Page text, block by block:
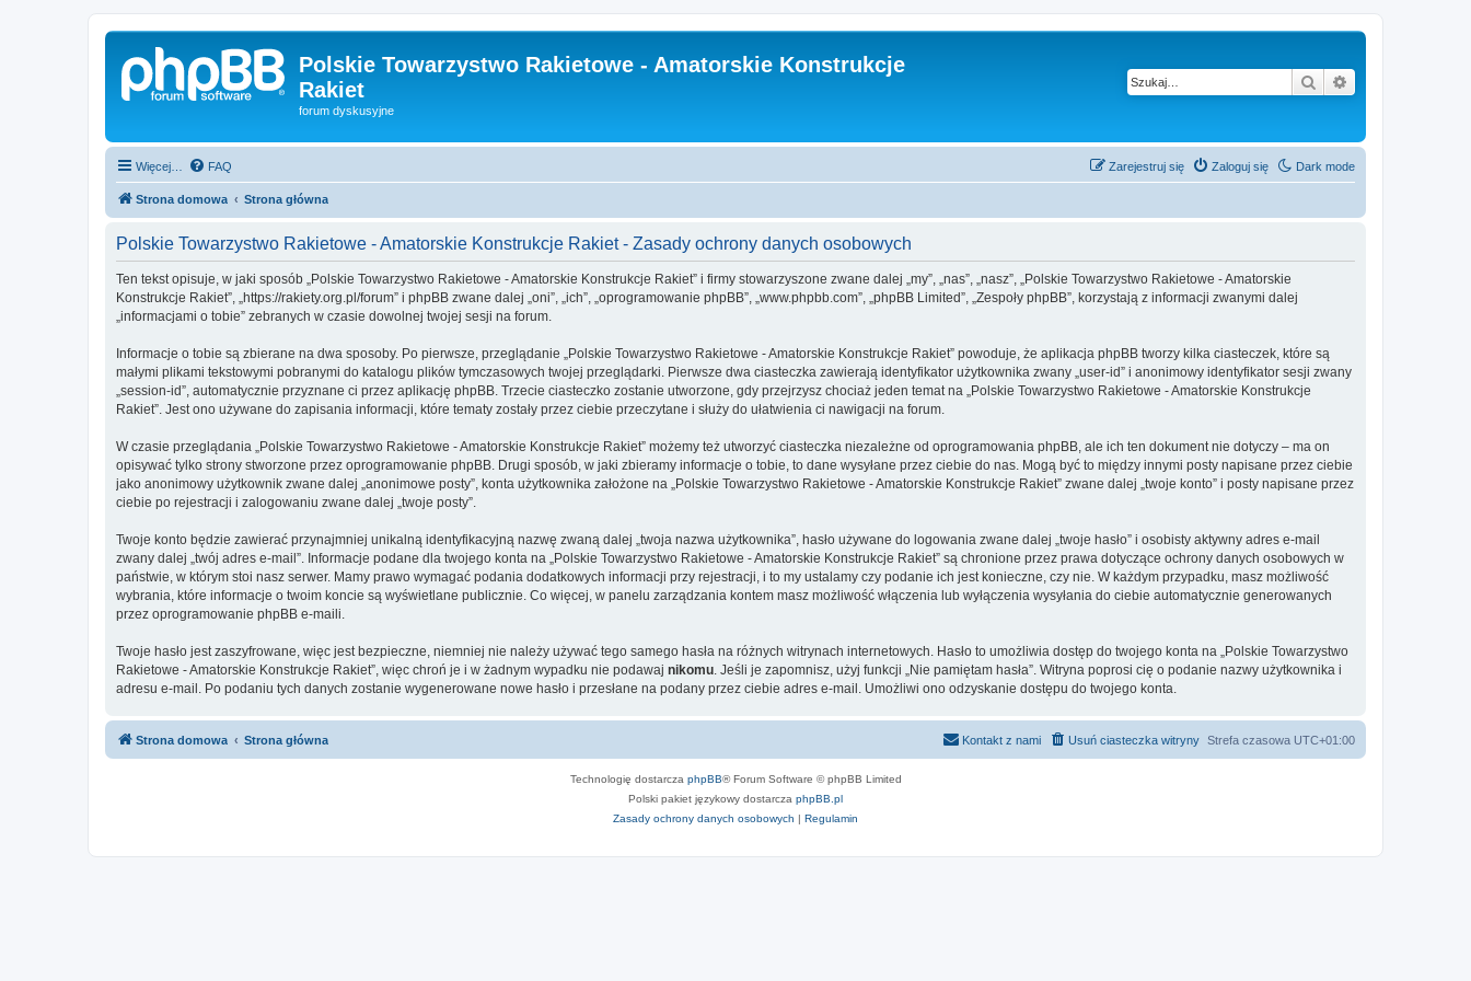
Polskie Towarzystwo Rakietowe - Amatorskie Konstrukcje
Rakiet
forum dyskusyjne
Szukaj
Więcej… Dark mode
FAQ Zaloguj się
Zarejestruj się
Strona domowa Strona główna
Polskie Towarzystwo Rakietowe - Amatorskie Konstrukcje Rakiet - Zasady ochrony danych osobowych
Ten tekst opisuje, w jaki sposób „Polskie Towarzystwo Rakietowe - Amatorskie Konstrukcje Rakiet” i firmy stowarzyszone zwane dalej „my”, „nas”, „nasz”, „Polskie Towarzystwo Rakietowe - Amatorskie
Konstrukcje Rakiet”, „https://rakiety.org.pl/forum” i phpBB zwane dalej „oni”, „ich”, „oprogramowanie phpBB”, „www.phpbb.com”, „phpBB Limited”, „Zespoły phpBB”, korzystają z informacji zwanymi dalej
„informacjami o tobie” zebranych w czasie dowolnej twojej sesji na forum.
Informacje o tobie są zbierane na dwa sposoby. Po pierwsze, przeglądanie „Polskie Towarzystwo Rakietowe - Amatorskie Konstrukcje Rakiet” powoduje, że aplikacja phpBB tworzy kilka ciasteczek, które są
małymi plikami tekstowymi pobranymi do katalogu plików tymczasowych twojej przeglądarki. Pierwsze dwa ciasteczka zawierają identyfikator użytkownika zwany „user-id” i anonimowy identyfikator sesji zwany
„session-id”, automatycznie przyznane ci przez aplikację phpBB. Trzecie ciasteczko zostanie utworzone, gdy przejrzysz chociaż jeden temat na „Polskie Towarzystwo Rakietowe - Amatorskie Konstrukcje
Rakiet”. Jest ono używane do zapisania informacji, które tematy zostały przez ciebie przeczytane i służy do ułatwienia ci nawigacji na forum.
W czasie przeglądania „Polskie Towarzystwo Rakietowe - Amatorskie Konstrukcje Rakiet” możemy też utworzyć ciasteczka niezależne od oprogramowania phpBB, ale ich ten dokument nie dotyczy – ma on
opisywać tylko strony stworzone przez oprogramowanie phpBB. Drugi sposób, w jaki zbieramy informacje o tobie, to dane wysyłane przez ciebie do nas. Mogą być to między innymi posty napisane przez ciebie
jako anonimowy użytkownik zwane dalej „anonimowe posty”, konta użytkownika założone na „Polskie Towarzystwo Rakietowe - Amatorskie Konstrukcje Rakiet” zwane dalej „twoje konto” i posty napisane przez
ciebie po rejestracji i zalogowaniu zwane dalej „twoje posty”.
Twoje konto będzie zawierać przynajmniej unikalną identyfikacyjną nazwę zwaną dalej „twoja nazwa użytkownika”, hasło używane do logowania zwane dalej „twoje hasło” i osobisty aktywny adres e-mail
zwany dalej „twój adres e-mail”. Informacje podane dla twojego konta na „Polskie Towarzystwo Rakietowe - Amatorskie Konstrukcje Rakiet” są chronione przez prawa dotyczące ochrony danych osobowych w
państwie, w którym stoi nasz serwer. Mamy prawo wymagać podania dodatkowych informacji przy rejestracji, i to my ustalamy czy podanie ich jest konieczne, czy nie. W każdym przypadku, masz możliwość
wybrania, które informacje o twoim koncie są wyświetlane publicznie. Co więcej, w panelu zarządzania kontem masz możliwość włączenia lub wyłączenia wysyłania do ciebie automatycznie generowanych
przez oprogramowanie phpBB e-maili.
Twoje hasło jest zaszyfrowane, więc jest bezpieczne, niemniej nie należy używać tego samego hasła na różnych witrynach internetowych. Hasło to umożliwia dostęp do twojego konta na „Polskie Towarzystwo
Rakietowe - Amatorskie Konstrukcje Rakiet”, więc chroń je i w żadnym wypadku nie podawaj nikomu . Jeśli je zapomnisz, użyj funkcji „Nie pamiętam hasła”. Witryna poprosi cię o podanie nazwy użytkownika i
adresu e-mail. Po podaniu tych danych zostanie wygenerowane nowe hasło i przesłane na podany przez ciebie adres e-mail. Umożliwi ono odzyskanie dostępu do twojego konta.
Strona domowa Strona główna Strefa czasowa UTC+01:00
Usuń ciasteczka witryny
Kontakt z nami
Technologię dostarcza phpBB® Forum Software © phpBB Limited
Polski pakiet językowy dostarcza phpBB.pl
Zasady ochrony danych osobowych | Regulamin